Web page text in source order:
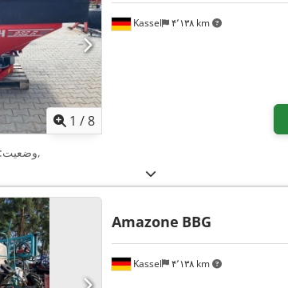
1 /8
Kassel ۴٬۱۳۸ km
,
Kassel ۴٬۱۳۸ km
Amazone BBG